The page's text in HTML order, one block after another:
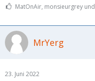
MatOnAir, monsieurgrey
MrYerg
23. Juni 2022